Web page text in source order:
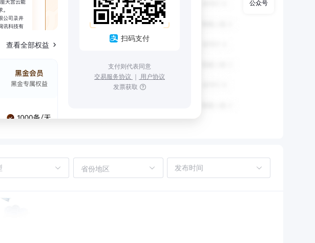
查看全部权益
扫码支付
支付则代表同意
交易服务协议 ｜ 用户协议
发票获取
省份地区
公众号